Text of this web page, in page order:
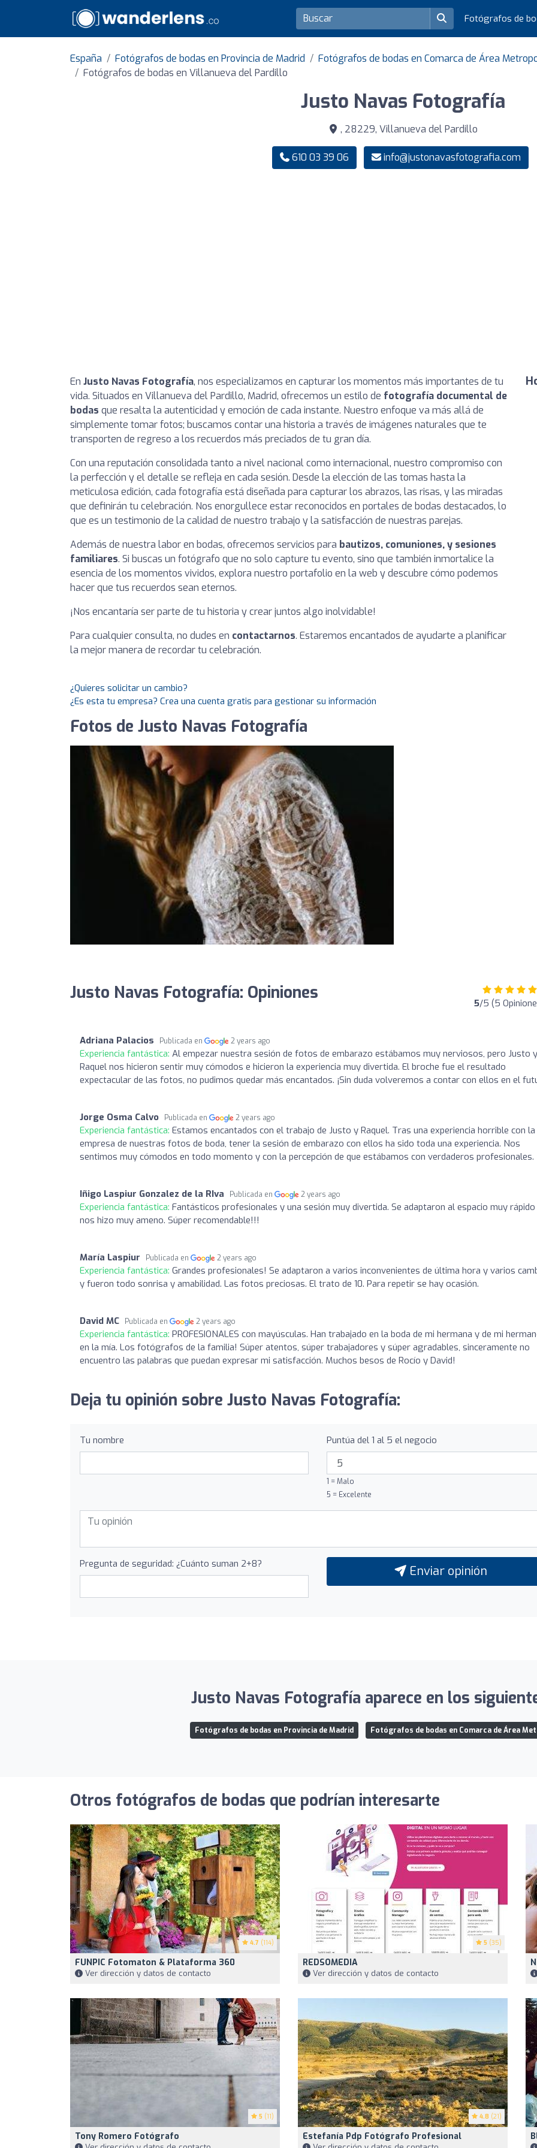
Fotógrafos de
España Fotógrafos de bodas en Provincia de Madrid
Fotógrafos de bodas en Comarca de Área
Fotógrafos de bodas en Villanueva del Pardillo
Justo Navas Fotografía
, 28229, Villanueva del Pardillo
610 03 39 06 info@justonavasfotografia.com
En Justo Navas Fotografía, nos especializamos en capturar los momentos más importantes de tu
vida. Situados en Villanueva del Pardillo, Madrid, ofrecemos un estilo de fotografía documental de
bodas que resalta la autenticidad y emoción de cada instante. Nuestro enfoque va más allá de
simplemente tomar fotos; buscamos contar una historia a través de imágenes naturales que te
transporten de regreso a los recuerdos más preciados de tu gran día.
Con una reputación consolidada tanto a nivel nacional como internacional, nuestro compromiso con
la perfección y el detalle se refleja en cada sesión. Desde la elección de las tomas hasta la
meticulosa edición, cada fotografía está diseñada para capturar los abrazos, las risas, y las miradas
que definirán tu celebración. Nos enorgullece estar reconocidos en portales de bodas destacados, lo
que es un testimonio de la calidad de nuestro trabajo y la satisfacción de nuestras parejas.
Además de nuestra labor en bodas, ofrecemos servicios para bautizos, comuniones, y sesiones
familiares. Si buscas un fotógrafo que no solo capture tu evento, sino que también inmortalice la
esencia de los momentos vividos, explora nuestro portafolio en la web y descubre cómo podemos
hacer que tus recuerdos sean eternos.
¡Nos encantaría ser parte de tu historia y crear juntos algo inolvidable!
Para cualquier consulta, no dudes en contactarnos. Estaremos encantados de ayudarte a planificar
la mejor manera de recordar tu celebración.
¿Quieres solicitar un cambio?
¿Es esta tu empresa? Crea una cuenta gratis para gestionar su información
Fotos de Justo Navas Fotografía
Justo Navas Fotografía: Opiniones 5/5 (5
Adriana Palacios Publicada en 2 years ago
Experiencia fantástica: Al empezar nuestra sesión de fotos de embarazo estábamos muy nerviosos, pero Justo y
Raquel nos hicieron sentir muy cómodos e hicieron la experiencia muy divertida. El broche fue el resultado
expectacular de las fotos, no pudimos quedar más encantados. ¡Sin duda volveremos a contar con ellos en el
Jorge Osma Calvo Publicada en 2 years ago
Experiencia fantástica: Estamos encantados con el trabajo de Justo y Raquel. Tras una experiencia horrible con la
empresa de nuestras fotos de boda, tener la sesión de embarazo con ellos ha sido toda una experiencia. Nos
sentimos muy cómodos en todo momento y con la percepción de que estábamos con verdaderos profesionales.
Iñigo Laspiur Gonzalez de la RIva Publicada en 2 years ago
Experiencia fantástica: Fantásticos profesionales y una sesión muy divertida. Se adaptaron al espacio muy
nos hizo muy ameno. Súper recomendable!!!
María Laspiur Publicada en 2 years ago
Experiencia fantástica: Grandes profesionales! Se adaptaron a varios inconvenientes de última hora y varios
y fueron todo sonrisa y amabilidad. Las fotos preciosas. El trato de 10. Para repetir se hay ocasión.
David MC Publicada en 2 years ago
Experiencia fantástica: PROFESIONALES con mayúsculas. Han trabajado en la boda de mi hermana y de mi
en la mía. Los fotógrafos de la familia! Súper atentos, súper trabajadores y súper agradables, sinceramente no
encuentro las palabras que puedan expresar mi satisfacción. Muchos besos de Rocío y David!
Deja tu opinión sobre Justo Navas Fotografía:
Tu nombre Puntúa del 1 al 5 el negocio
1 = Malo
5 = Excelente
Pregunta de seguridad: ¿Cuánto suman 2+8? Enviar opinión
Justo Navas Fotografía aparece en los
Fotógrafos de bodas en Provincia de Madrid Fotógrafos de bodas en Comarca de Área
Otros fotógrafos de bodas que podrían interesarte
4.7 (114)
FUNPIC Fotomaton & Plataforma 360
Ver dirección y datos de contacto
5 (35)
REDSOMEDIA
Ver dirección y datos de contacto
5 (11)
Tony Romero Fotógrafo
4.8 (21)
Estefanía Pdp Fotógrafo Profesional